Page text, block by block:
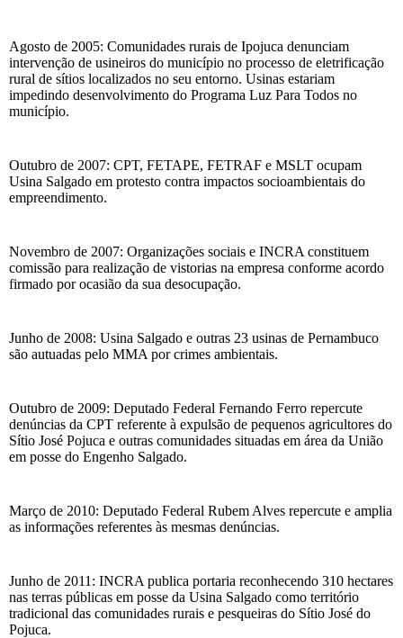
Agosto de 2005: Comunidades rurais de Ipojuca denunciam
intervenção de usineiros do município no processo de eletrificação
rural de sítios localizados no seu entorno. Usinas estariam
impedindo desenvolvimento do Programa Luz Para Todos no
município.
Outubro de 2007: CPT, FETAPE, FETRAF e MSLT ocupam
Usina Salgado em protesto contra impactos socioambientais do
empreendimento.
Novembro de 2007: Organizações sociais e INCRA constituem
comissão para realização de vistorias na empresa conforme acordo
firmado por ocasião da sua desocupação.
Junho de 2008: Usina Salgado e outras 23 usinas de Pernambuco
são autuadas pelo MMA por crimes ambientais.
Outubro de 2009: Deputado Federal Fernando Ferro repercute
denúncias da CPT referente à expulsão de pequenos agricultores do
Sítio José Pojuca e outras comunidades situadas em área da União
em posse do Engenho Salgado.
Março de 2010: Deputado Federal Rubem Alves repercute e amplia
as informações referentes às mesmas denúncias.
Junho de 2011: INCRA publica portaria reconhecendo 310 hectares
nas terras públicas em posse da Usina Salgado como território
tradicional das comunidades rurais e pesqueiras do Sítio José do
Pojuca.